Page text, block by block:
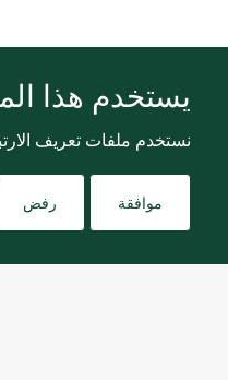
يستخدم هذا
نستخدم ملفات تعريف
موافقة رفض